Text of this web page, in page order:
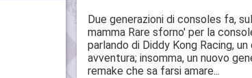
Due generazioni di consoles fa,
mamma Rare sforno' per la
parlando di Diddy Kong Racing,
avventura; insomma, un nuovo
remake che sa farsi amare...